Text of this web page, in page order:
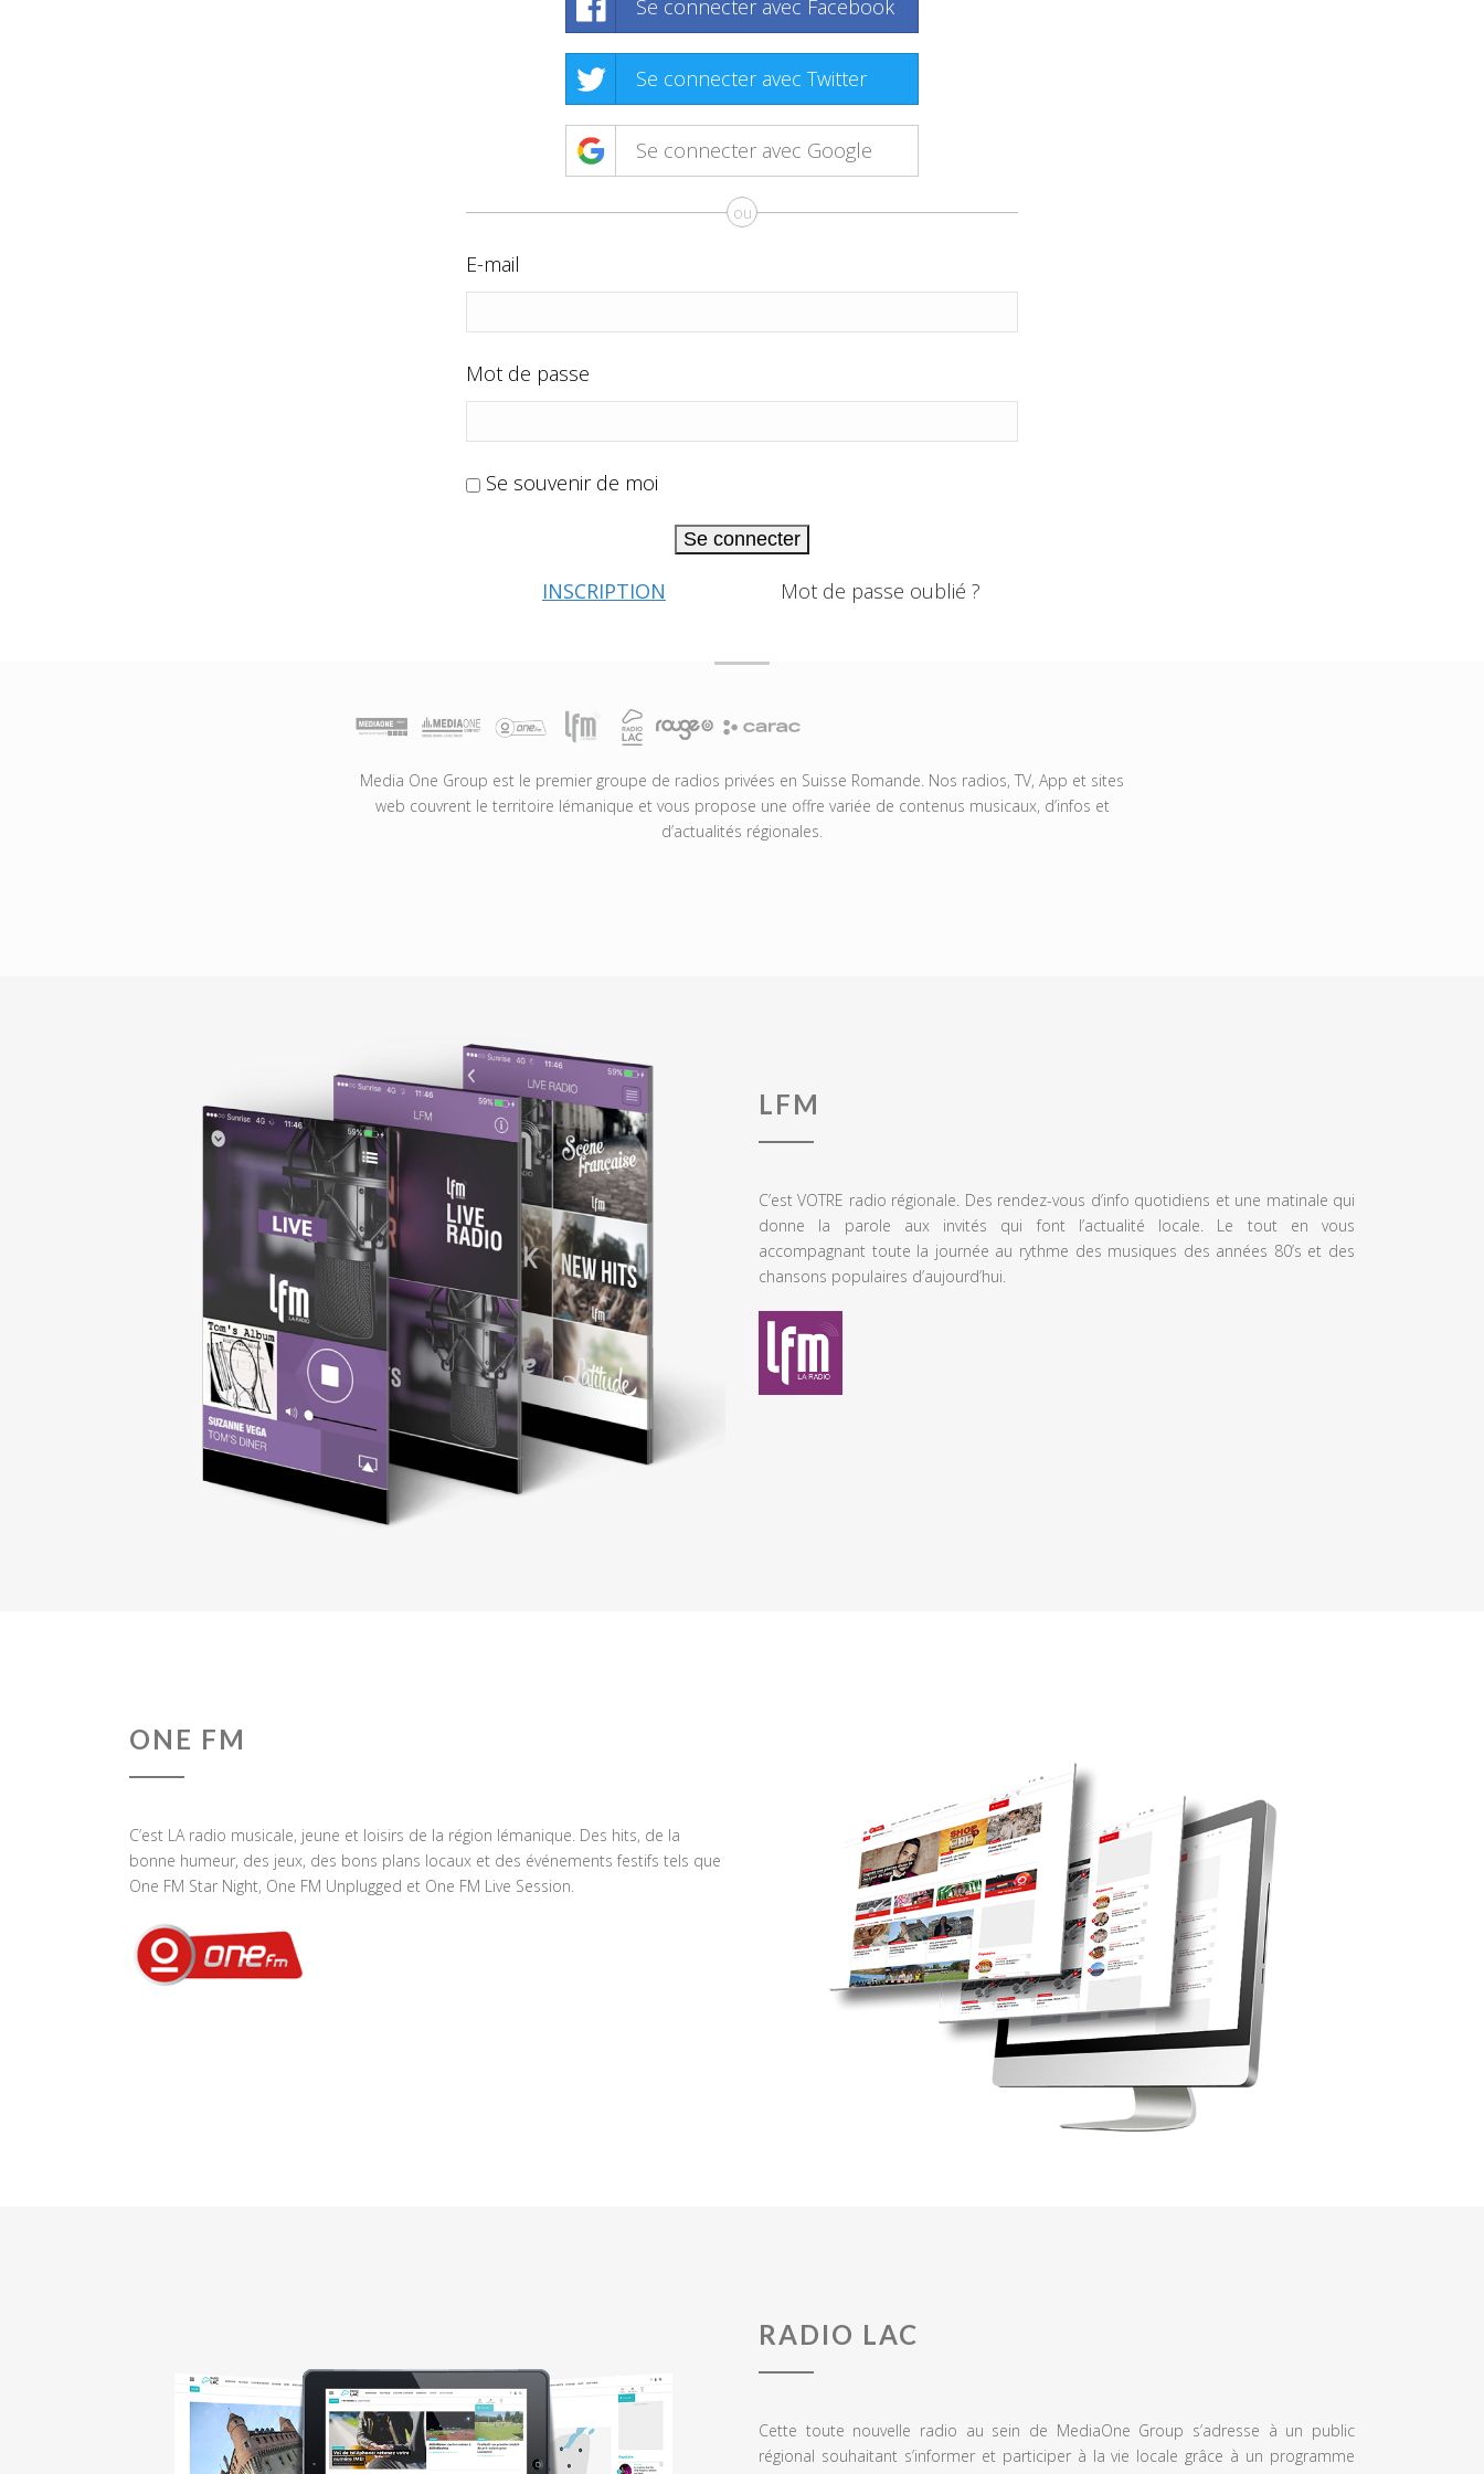
Se connecter avec Facebook
Se connecter avec Twitter
Se connecter avec Google
ou
E-mail
Mot de passe
Se souvenir de moi
Se connecter
INSCRIPTION Mot de passe oublié ?
Media One Group est le premier groupe de radios privées en Suisse Romande. Nos radios, TV, App et sites
web couvrent le territoire lémanique et vous propose une offre variée de contenus musicaux, d’infos et
d’actualités régionales.
LFM
C’est VOTRE radio régionale. Des rendez-vous d’info quotidiens et une matinale qui
donne la parole aux invités qui font l’actualité locale. Le tout en vous
accompagnant toute la journée au rythme des musiques des années 80’s et des
chansons populaires d’aujourd’hui.
ONE FM
C’est LA radio musicale, jeune et loisirs de la région lémanique. Des hits, de la
bonne humeur, des jeux, des bons plans locaux et des événements festifs tels que
One FM Star Night, One FM Unplugged et One FM Live Session.
RADIO LAC
Cette toute nouvelle radio au sein de MediaOne Group s’adresse à un public
régional souhaitant s’informer et participer à la vie locale grâce à un programme